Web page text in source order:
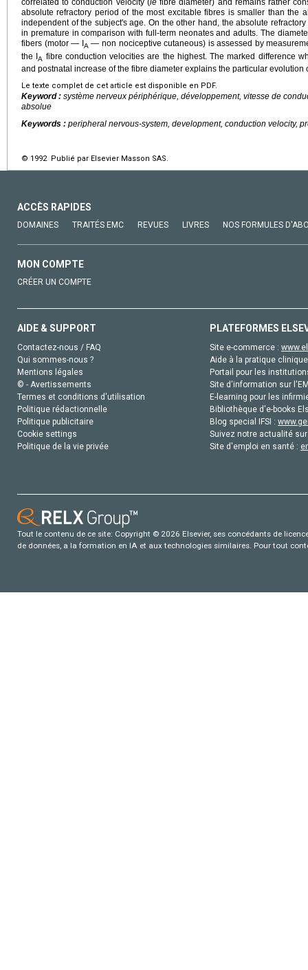
correlated to conduction velocity (iefibre diameter) and remains rather
absolute refractory period of the most excitable fibres is smaller than the
independent of the subject's age. On the other hand, the absolute
in premature in comparison with full-term neonates and adults. The
fibers (motor — I
A — non nociceptive cutaneous) is assessed by
the IA fibre conduction velocities are the highest. The marked difference
and postnatal increase of the fibre diameter explains the particular evolution
Le texte complet de cet article est disponible en PDF.
Keyword : système nerveux périphérique, développement, vitesse de
absolue
Keywords : peripheral nervous-system, development, conduction velocity,
© 1992 Publié par Elsevier Masson SAS.
ACCÈS RAPIDES
DOMAINES TRAITÉS EMC REVUES LIVRES NOS FORMULES
MON COMPTE
CRÉER UN COMPTE
AIDE & SUPPORT
Contactez-nous / FAQ
Qui sommes-nous ?
Mentions légales
© - Avertissements
Termes et conditions d'utilisation
Politique rédactionnelle
Politique publicitaire
Cookie settings
Politique de la vie privée
PLATEFORMES
Site e-commerce :
Aide à la pratique
Portail pour les
Site d'information sur
E-learning pour les
Bibliothèque d'e-books
Blog special IFSI :
Suivez notre actualité
Site d'emploi en santé :
Tout le contenu de ce site: Copyright © 2026 Elsevier, ses concédants de
de données, a la formation en IA et aux technologies similaires. Pour tout